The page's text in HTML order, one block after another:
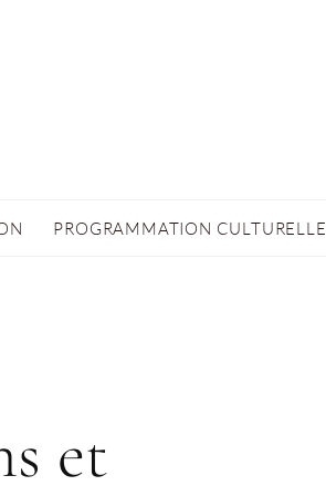
PROGRAMMATION CULTURELLE
et